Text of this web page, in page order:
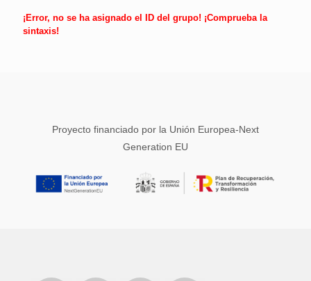
¡Error, no se ha asignado el ID del grupo! ¡Comprueba la
sintaxis!
Proyecto financiado por la Unión Europea-Next
Generation EU